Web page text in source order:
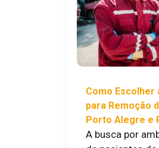
Como Escolher
para Remoção
Porto Alegre e
A busca por